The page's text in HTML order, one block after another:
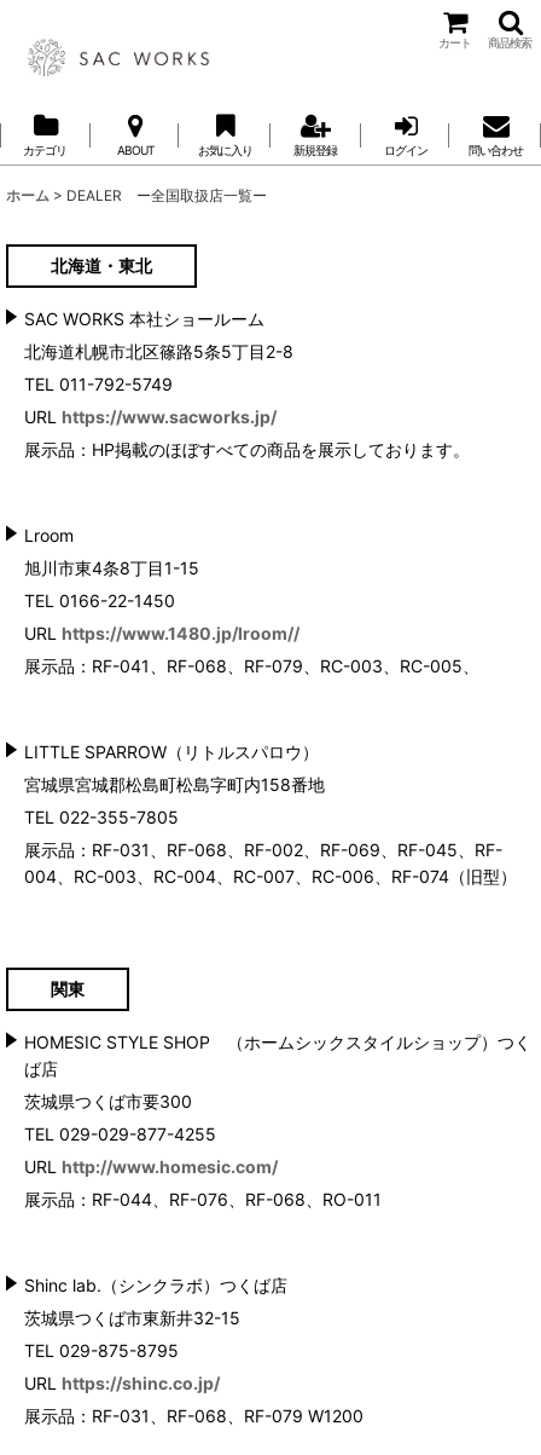
カート 商品検索
カテゴリ ABOUT お気に入り 新規登録 ログイン 問い合わせ
ホーム > DEALER ー全国取扱店一覧ー
北海道・東北
SAC WORKS 本社ショールーム
北海道札幌市北区篠路5条5丁目2-8
TEL 011-792-5749
URL https://www.sacworks.jp/
展示品：HP掲載のほぼすべての商品を展示しております。
Lroom
旭川市東4条8丁目1-15
TEL 0166-22-1450
URL https://www.1480.jp/lroom//
展示品：RF-041、RF-068、RF-079、RC-003、RC-005、
LITTLE SPARROW（リトルスパロウ）
宮城県宮城郡松島町松島字町内158番地
TEL 022-355-7805
展示品：RF-031
、RF-068、RF-002、RF-069、RF-045、RF-
004、RC-003、RC-004、RC-007、RC-006、RF-074（旧型）
関東
HOMESIC STYLE SHOP （ホームシックスタイルショップ）つく
ば店
茨城県つくば市要300
TEL 029-029-877-4255
URL http://www.homesic.com/
展示品：RF-044、RF-076、RF-068、RO-011
Shinc lab.（シンクラボ）つくば店
茨城県つくば市東新井32-15
TEL 029-875-8795
URL https://shinc.co.jp/
展示品：RF-031、RF-068、RF-079 W1200